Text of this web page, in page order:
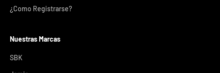
¿Como Registrarse?
Nuestras Marcas
SBK